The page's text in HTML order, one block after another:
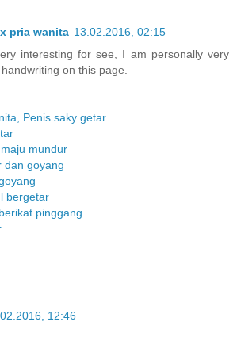
pria wanita 13.02.2016, 02:15
interesting for see, I am personally very
on this page.
Penis saky getar
mundur
dan goyang
bergetar
pinggang
12:46